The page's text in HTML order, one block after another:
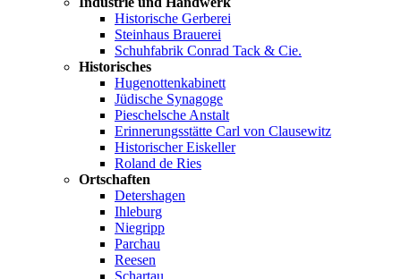
Historische Gerberei
Steinhaus Brauerei
Schuhfabrik Conrad Tack & Cie.
Historisches
Hugenottenkabinett
Jüdische Synagoge
Pieschelsche Anstalt
Erinnerungsstätte Carl von Clausewitz
Historischer Eiskeller
Roland de Ries
Ortschaften
Detershagen
Ihleburg
Niegripp
Parchau
Reesen
Schartau